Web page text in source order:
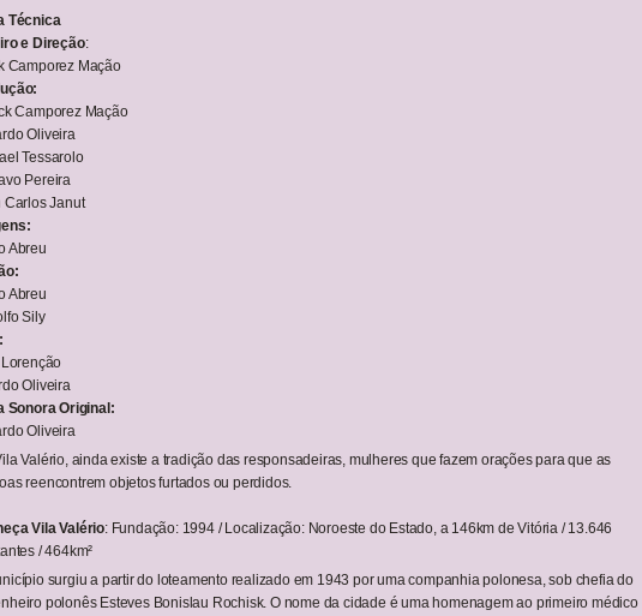
Técnica
e Direção:
Camporez Mação
Camporez Mação
Oliveira
Tessarolo
Pereira
Carlos Janut
Abreu
Abreu
Sily
Oliveira
Sonora Original:
Oliveira
Valério, ainda existe a tradição das responsadeiras, mulheres que fazem orações para que as
reencontrem objetos furtados ou perdidos.
Vila Valério: Fundação: 1994 / Localização: Noroeste do Estado, a 146km de Vitória / 13.646
/ 464km²
surgiu a partir do loteamento realizado em 1943 por uma companhia polonesa, sob chefia do
polonês Esteves Bonislau Rochisk. O nome da cidade é uma homenagem ao primeiro médico